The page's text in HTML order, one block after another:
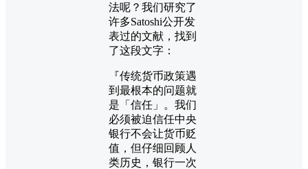
法呢？我们研究了
许多Satoshi公开发
表过的文献，找到
了这段文字：
『传统货币政策遇
到最根本的问题就
是「信任」。我们
必须被迫信任中央
银行不会让货币贬
值，但仔细回顾人
类历史，银行一次